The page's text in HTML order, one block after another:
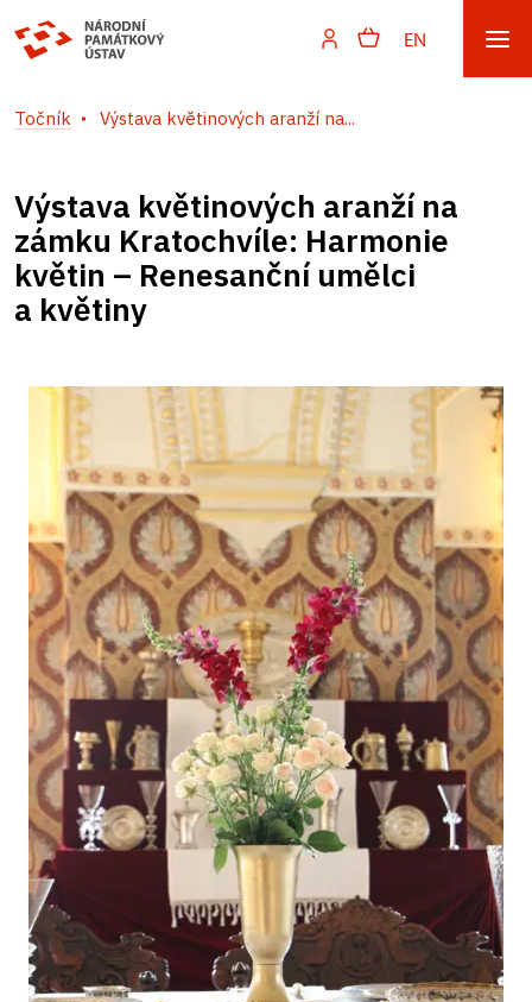
EN
Točník Výstava květinových aranží na...
Výstava květinových aranží na
zámku Kratochvíle: Harmonie
květin – Renesanční umělci
a květiny